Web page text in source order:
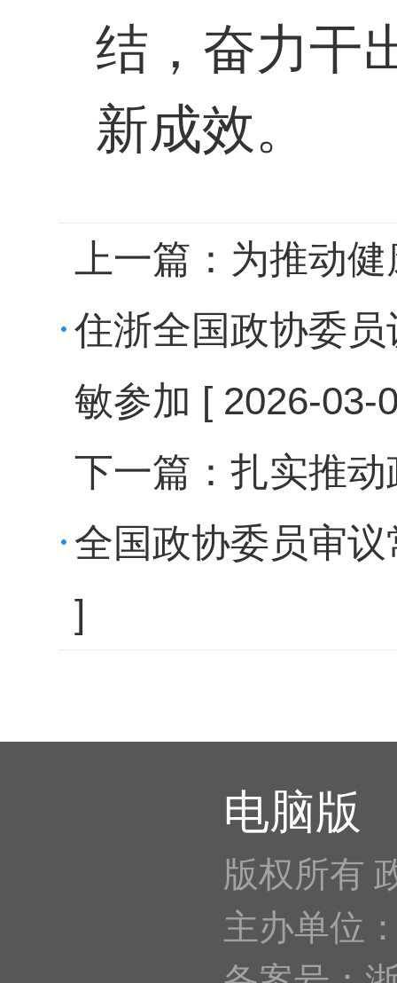
结，奋力干
新成效。
上一篇： 为推动
住浙全国政协委
敏参加 [ 2026-03-
下一篇： 扎实推
全国政协委员审
]
电脑版
版权所有
主办单位